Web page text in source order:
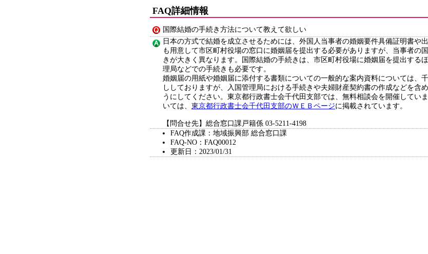
FAQ詳細情報
国際結婚の手続き方法について教えて欲しい
日本の方式で結婚を成立させるためには、外国人当事者の婚姻要件具備証明書や
も用意して市区町村役場の窓口に婚姻届を提出する必要がありますが、当事者の
きが大きく異なります。国際結婚の手続きは、市区町村役場に婚姻届を提出する
理局などでの手続きも必要です。
婚姻届の用紙や婚姻届に添付する書類についての一般的な案内資料については、
ししておりますが、入国管理局における手続きや夫婦財産契約書の作成などを含
うにしてください。東京都行政書士会千代田支部では、無料相談会を開催してい
いては、 東京都行政書士会千代田支部のＷＥＢページに掲載されています。
【問合せ先】総合窓口課戸籍係 03-5211-4198
FAQ作成課：地域振興部 総合窓口課
FAQ-NO：FAQ00012
更新日：2023/01/31